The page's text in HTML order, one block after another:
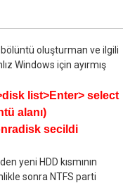
oluşturman ve ilgili
Windows için ayırmış
list>Enter> select
alanı)
secildi
yeni HDD kısmının
sonra NTFS parti